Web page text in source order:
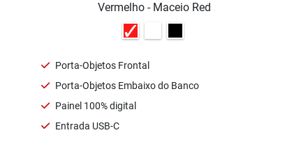
Vermelho - Maceio Red
Porta-Objetos Frontal
Porta-Objetos Embaixo do Banco
Painel 100% digital
Entrada USB-C